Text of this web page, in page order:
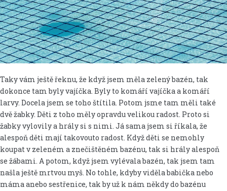
Taky vám ještě řeknu, že když jsem měla zelený bazén, tak
dokonce tam byly vajíčka. Byly to komáří vajíčka a komáří
larvy. Docela jsem se toho štítila. Potom jsme tam měli také
dvě žabky. Děti z toho měly opravdu velikou radost. Proto si
žabky vylovily a hrály si s nimi. Já sama jsem si říkala, že
alespoň děti mají takovouto radost. Když děti se nemohly
koupat v zeleném a znečištěném bazénu, tak si hrály alespoň
se žábami. A potom, když jsem vylévala bazén, tak jsem tam
našla ještě mrtvou myš. No tohle, kdyby viděla babička nebo
máma anebo sestřenice, tak by už k nám někdy do bazénu